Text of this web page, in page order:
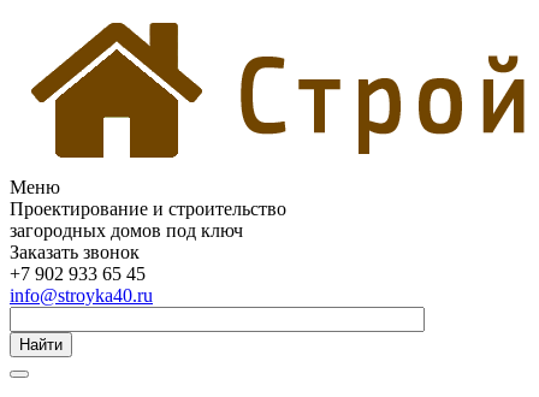
Меню
Проектирование и строительство
загородных домов под ключ
Заказать звонок
+7 902 933 65 45
info@stroyka40.ru
Найти